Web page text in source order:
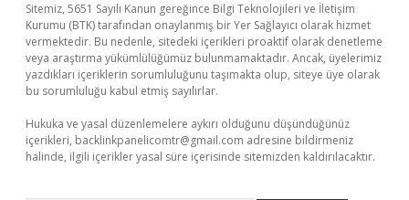
Sitemiz, 5651 Sayılı Kanun gereğince Bilgi Teknolojileri ve İletişim
Kurumu (BTK) tarafından onaylanmış bir Yer Sağlayıcı olarak hizmet
vermektedir. Bu nedenle, sitedeki içerikleri proaktif olarak denetleme
veya araştırma yükümlülüğümüz bulunmamaktadır. Ancak, üyelerimiz
yazdıkları içeriklerin sorumluluğunu taşımakta olup, siteye üye olarak
bu sorumluluğu kabul etmiş sayılırlar.
Hukuka ve yasal düzenlemelere aykırı olduğunu düşündüğünüz
içerikleri, backlinkpanelicomtr@gmail.com adresine bildirmeniz
halinde, ilgili içerikler yasal süre içerisinde sitemizden kaldırılacaktır.